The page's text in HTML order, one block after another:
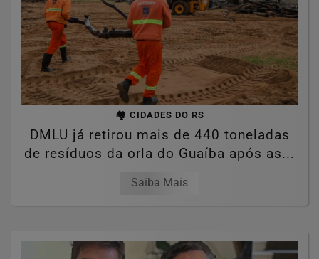
🏘️ CIDADES DO RS
DMLU já retirou mais de 440 toneladas
de resíduos da orla do Guaíba após as...
Saiba Mais